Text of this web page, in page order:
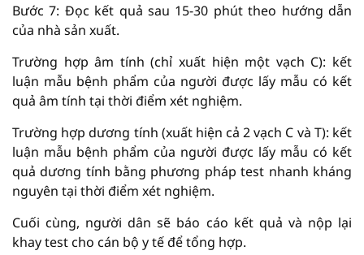
Bước 7: Đọc kết quả sau 15-30 phút theo hướng dẫn
của nhà sản xuất.
Trường hợp âm tính (chỉ xuất hiện một vạch C): kết
luận mẫu bệnh phẩm của người được lấy mẫu có kết
quả âm tính tại thời điểm xét nghiệm.
Trường hợp dương tính (xuất hiện cả 2 vạch C và T): kết
luận mẫu bệnh phẩm của người được lấy mẫu có kết
quả dương tính bằng phương pháp test nhanh kháng
nguyên tại thời điểm xét nghiệm.
Cuối cùng, người dân sẽ báo cáo kết quả và nộp lại
khay test cho cán bộ y tế để tổng hợp.